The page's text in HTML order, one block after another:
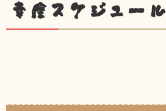
幸座スケジュール